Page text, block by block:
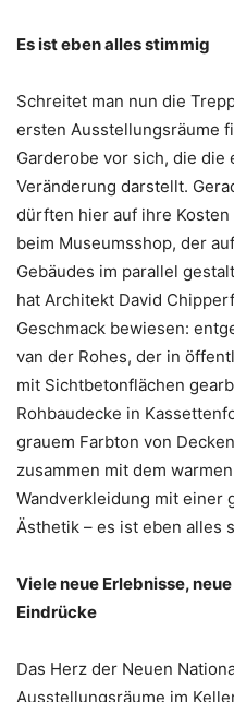
Es ist eben alles stimmig
Schreitet man nun die
ersten Ausstellungsräume
Garderobe vor sich, die die
Veränderung darstellt.
dürften hier auf ihre
beim Museumsshop, der
Gebäudes im parallel
hat Architekt David
Geschmack bewiesen:
van der Rohes, der in
mit Sichtbetonflächen
Rohbaudecke in
grauem Farbton von
zusammen mit dem
Wandverkleidung mit einer
Ästhetik – es ist eben alles
Viele neue Erlebnisse,
Eindrücke
Das Herz der Neuen
Ausstellungsräume im